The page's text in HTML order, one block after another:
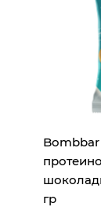
гр